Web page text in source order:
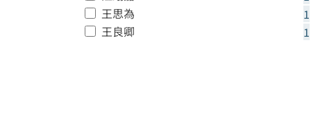
王思為
1
王良卿
1